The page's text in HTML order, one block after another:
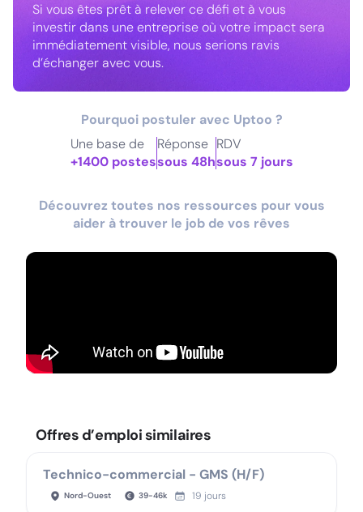
Si vous êtes prêt à relever ce défi et à vous
investir dans une entreprise où votre impact sera
immédiatement visible, nous serions ravis
d’échanger avec vous.
Pourquoi postuler avec Uptoo ?
Une base de
+1400 postes
Réponse
sous 48h
RDV
sous 7 jours
Découvrez toutes nos ressources pour vous
aider à trouver le job de vos rêves
Offres d’emploi similaires
Technico-commercial - GMS (H/F)
Nord-Ouest 39-46k 19 jours